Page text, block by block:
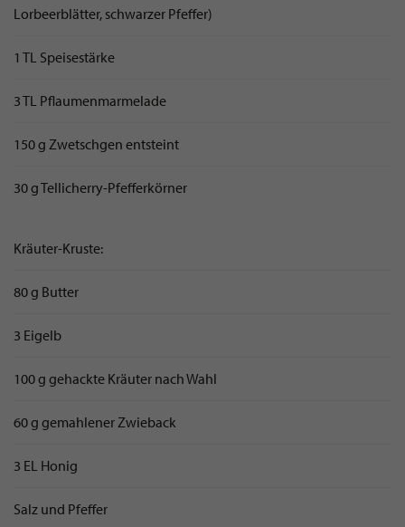
Lorbeerblätter, schwarzer Pfeffer)
1 TL Speisestärke
3 TL Pflaumenmarmelade
150 g Zwetschgen entsteint
30 g Tellicherry-Pfefferkörner
Kräuter-Kruste:
80 g Butter
3 Eigelb
100 g gehackte Kräuter nach Wahl
60 g gemahlener Zwieback
3 EL Honig
Salz und Pfeffer